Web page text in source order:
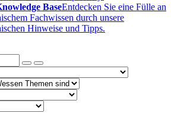
BaseEntdecken Sie eine Fülle an
Fachwissen durch unsere
Hinweise und Tipps.